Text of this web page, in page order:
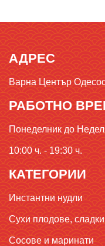
АДРЕС
Варна Център
РАБОТНО
Понеделник до
10:00 ч. - 19:30 ч.
КАТЕГОРИИ
Инстантни нудли
Сухи плодове,
Сосове и маринати